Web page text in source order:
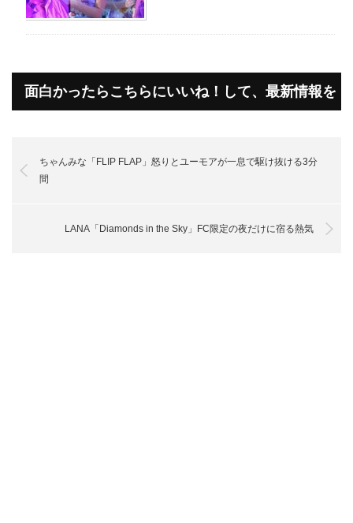
面白かったらこちらにいいね！して、最新情報を
ちゃんみな「FLIP FLAP」怒りとユーモアが一息で駆け抜ける3分
間
LANA「Diamonds in the Sky」FC限定の夜だけに宿る熱気